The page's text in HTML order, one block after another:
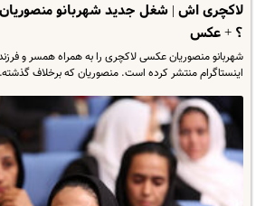
لاکچری اش | شغل جدید شهربانو
؟ + عکس
شهربانو منصوریان عکسی لاکچری را به همراه همسر و
اینستاگرام منتشر کرده است. منصوریان که برخلاف